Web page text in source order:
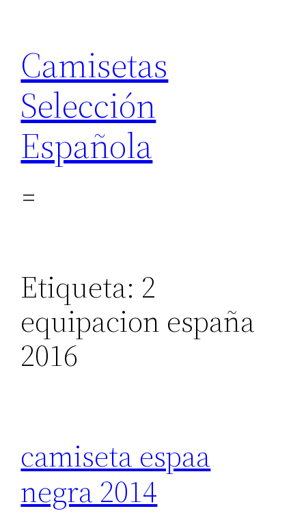
contenido
Camisetas
Selección
Española
Etiqueta: 2
equipacion españa
2016
camiseta espaa
negra 2014